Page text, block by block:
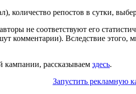
количество репостов в сутки,
не соответствуют его
комментарии). Вследствие этого,
кампании, рассказываем здесь.
Запустить рекламную